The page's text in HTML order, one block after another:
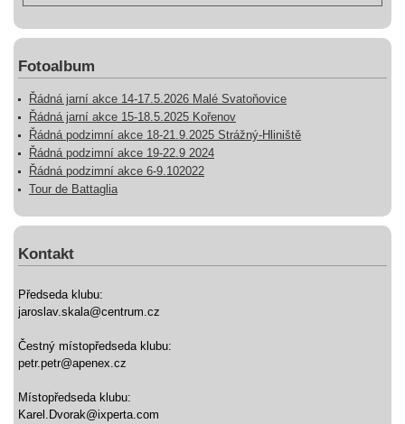
Fotoalbum
Řádná jarní akce 14-17.5.2026 Malé Svatoňovice
Řádná jarní akce 15-18.5.2025 Kořenov
Řádná podzimní akce 18-21.9.2025 Strážný-Hliniště
Řádná podzimní akce 19-22.9 2024
Řádná podzimní akce 6-9.102022
Tour de Battaglia
Kontakt
Předseda klubu:
jaroslav.skala@centrum.cz
Čestný místopředseda klubu:
petr.petr@apenex.cz
Místopředseda klubu:
Karel.Dvorak@ixperta.com